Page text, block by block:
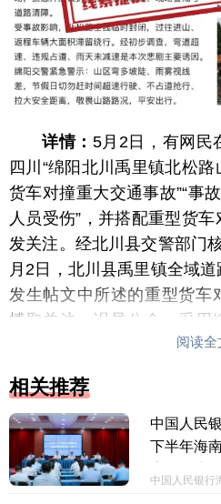
详情： 5月2日，有网民
四川“绵阳北川禹里镇北松
货车对撞重大交通事故”“事
人员受伤”，并搭配重型货车
发关注。经北川县交警部门
月2日，北川县禹里镇全域
发生帖文中所述的重型货车
博取关注、误导公众，采用
辟谣“河南驻马店突发火
阅读全
相关推荐
中国人民
下半年海
中国人民银行